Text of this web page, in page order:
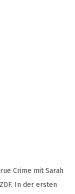
Crime mit Sarah
In der ersten